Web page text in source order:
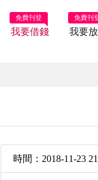
我要借錢
免費刊登
我要
免費刊
時間：2018-11-23